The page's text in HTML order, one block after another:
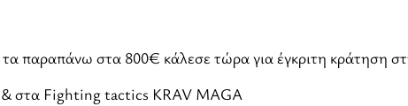
παραπάνω στα 800€ κάλεσε τώρα για έγκριτη κράτηση
& στα Fighting tactics KRAV MAGA